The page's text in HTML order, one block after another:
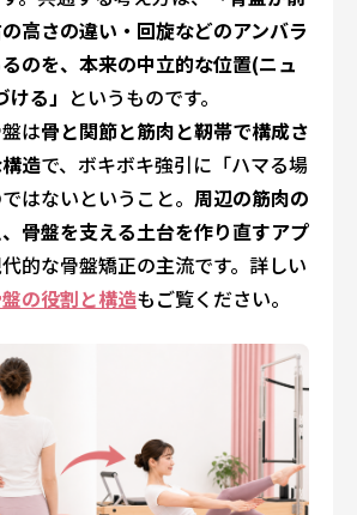
高さの違い・回旋などのアンバラ
のを、本来の中立的な位置(ニュ
る」 というものです。
は骨と関節と筋肉と靭帯で構成さ
造で、ボキボキ強引に「ハマる場
はないということ。 周辺の筋肉の
骨盤を支える土台を作り直すアプ
的な骨盤矯正の主流です。詳しい
の役割と構造もご覧ください。